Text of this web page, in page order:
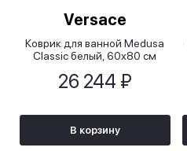
Versace
Коврик для ванной Medusa
Classic белый, 60х80 см
26 244 ₽
В корзину